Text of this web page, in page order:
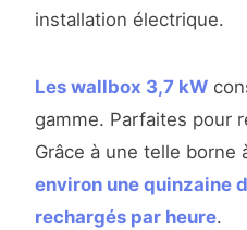
installation électrique.
Les wallbox 3,7 kW
gamme. Parfaites pour
Grâce à une telle borne
environ une quinzaine
rechargés par heure.